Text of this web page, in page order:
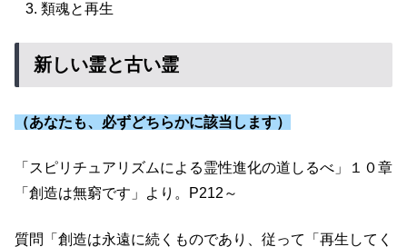
類魂と再生
新しい霊と古い霊
（あなた も、必ずどちらかに該当します）
「スピリチュアリズムによる霊性進化の道しるべ」１０章
「創造は無窮です」より。P212～
質問「創造は永遠に続くものであり、従って「再生してく